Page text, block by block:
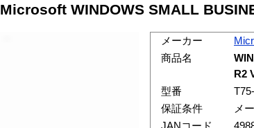
Microsoft WINDOWS SMALL
メーカー
商品名
R2
型番
保証条件
メ
JANコード